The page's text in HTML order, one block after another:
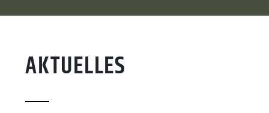
AKTUELLES